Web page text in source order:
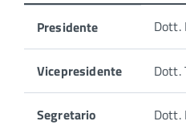
seguito
i
membri
Presidente Dott.
Vicepresidente Dott.
Segretario Dott.